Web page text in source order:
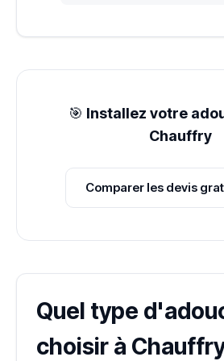
🎯 Installez votre
Chauffry
Comparer les devis
Quel type
choisir à